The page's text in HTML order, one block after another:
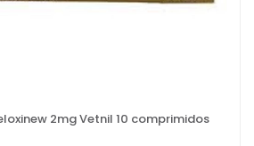
2mg Vetnil 10 comprimidos